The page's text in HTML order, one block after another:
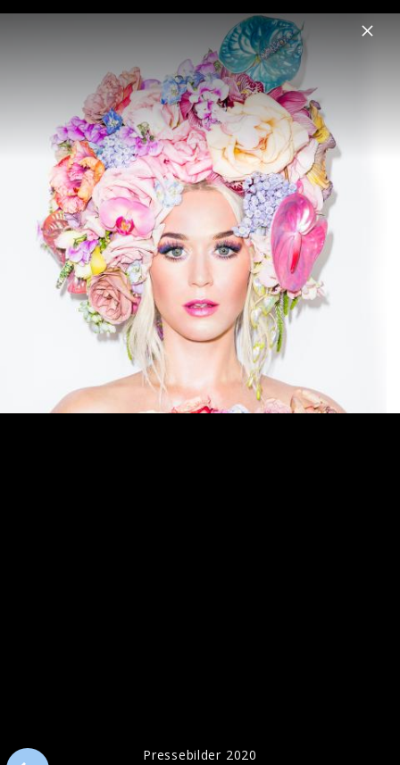
Menu
Katy Perry
Home News Musik Videos Fotos
Pressefoto "I'm His, He's Mine" (2024)
Pressebilder 2020